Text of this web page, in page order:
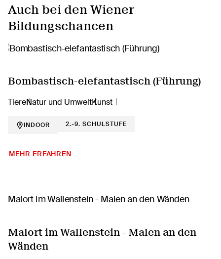
Auch bei den Wiener
Bildungschancen
Bombastisch-elefantastisch (Führung)
TiereNatur und UmweltKunst
INDOOR 2.-9. SCHULSTUFE
MEHR ERFAHREN
Malort im Wallenstein - Malen an den
Wänden